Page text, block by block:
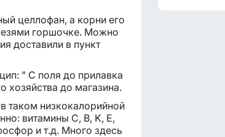
целлофан, а корни его
горшочке. Можно
доставили в пункт
" С поля до прилавка
хозяйства до магазина.
таком низкокалорийной
витамины C, B, K, E,
и т.д. Много здесь